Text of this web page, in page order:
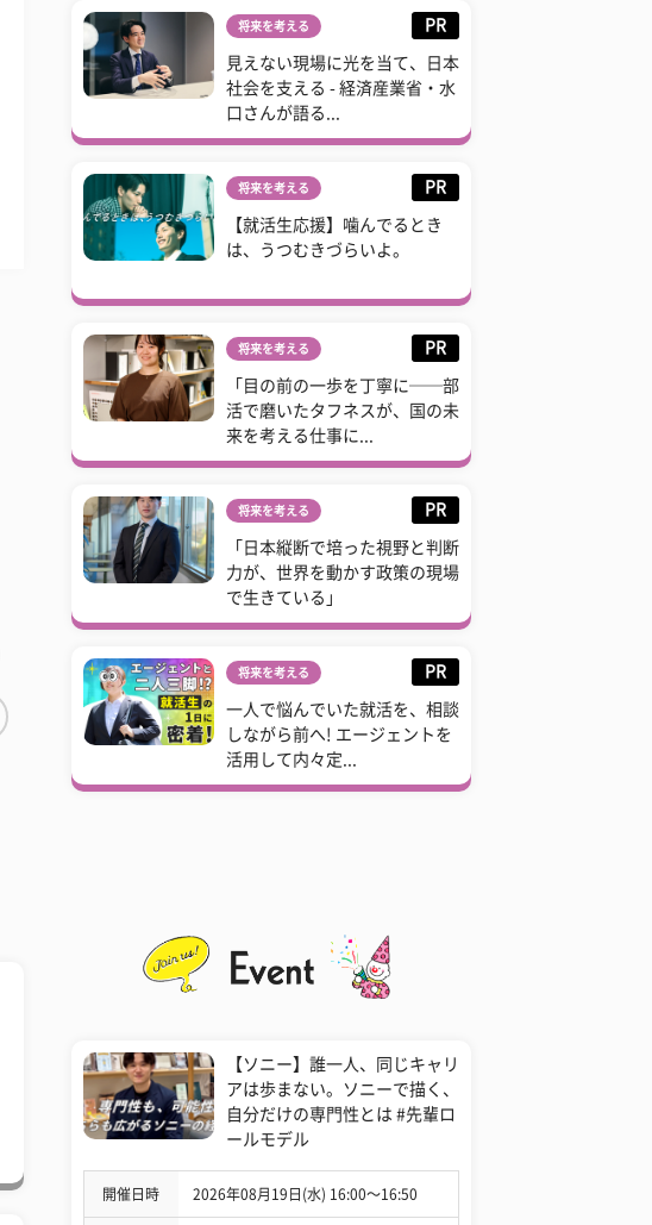
将来を考える PR
見えない現場に光を当て、日本
社会を支える - 経済産業省・水
口さんが語る...
将来を考える PR
【就活生応援】噛んでるとき
は、うつむきづらいよ。
将来を考える PR
「目の前の一歩を丁寧に──部
活で磨いたタフネスが、国の未
来を考える仕事に...
将来を考える PR
「日本縦断で培った視野と判断
力が、世界を動かす政策の現場
で生きている」
将来を考える PR
一人で悩んでいた就活を、相談
しながら前へ! エージェントを
活用して内々定...
【ソニー】誰一人、同じキャリ
アは歩まない。ソニーで描く、
自分だけの専門性とは #先輩ロ
ールモデル
開催日時 2026年08月19日(水) 16:00〜16:50